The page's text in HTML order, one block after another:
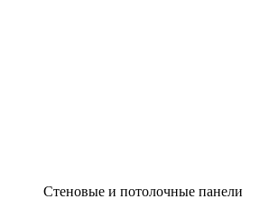
Стеновые и потолочные панели